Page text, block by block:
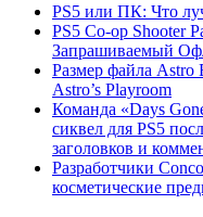
PS5 или ПК: Что
PS5 Co-op Shooter
Запрашиваемый
Размер файла Astro
Astro’s Playroom
Команда «Days
сиквел для PS5
заголовков и
Разработчики
косметические